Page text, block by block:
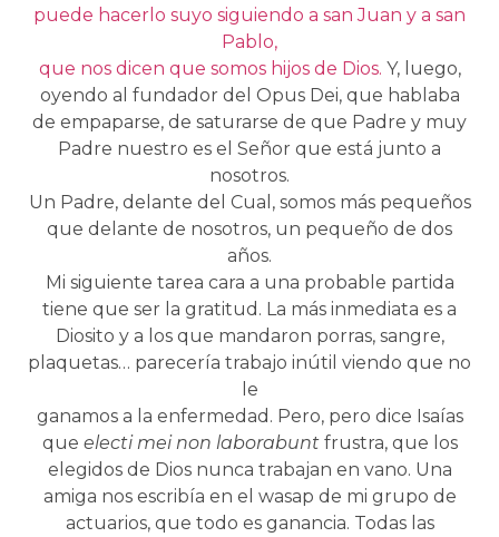
puede hacerlo suyo siguiendo a san Juan y a san
Pablo,
que nos dicen que somos hijos de Dios. Y, luego,
oyendo al fundador del Opus Dei, que hablaba
de empaparse, de saturarse de que Padre y muy
Padre nuestro es el Señor que está junto a
nosotros.
Un Padre, delante del Cual, somos más pequeños
que delante de nosotros, un pequeño de dos
años.
Mi siguiente tarea cara a una probable partida
tiene que ser la gratitud. La más inmediata es a
Diosito y a los que mandaron porras, sangre,
plaquetas… parecería trabajo inútil viendo que no
le
ganamos a la enfermedad. Pero, pero dice Isaías
que electi mei non laborabunt frustra, que los
elegidos de Dios nunca trabajan en vano. Una
amiga nos escribía en el wasap de mi grupo de
actuarios, que todo es ganancia. Todas las